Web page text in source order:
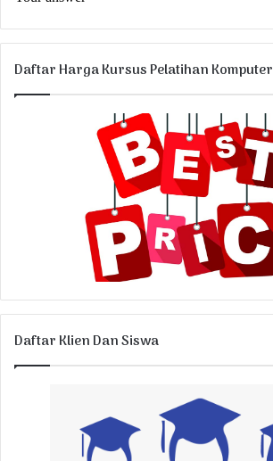
Daftar Harga Kursus Pelatihan Komputer
Daftar Klien Dan Siswa